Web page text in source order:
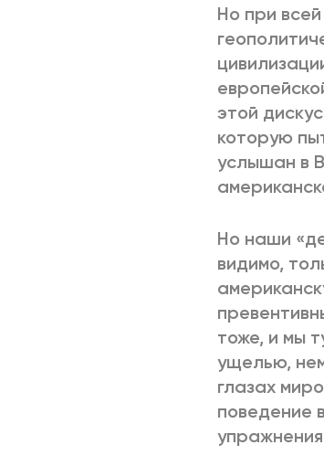
Но при
этой
которую
услышан в
Но наши
видимо,
тоже, и мы
ущелью,
глазах
поведение